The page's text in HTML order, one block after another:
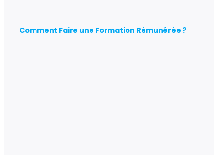
Comment Faire une Formation Rémunérée ?